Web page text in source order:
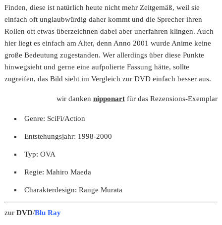
Finden, diese ist natürlich heute nicht mehr Zeitgemäß, weil sie
einfach oft unglaubwürdig daher kommt und die Sprecher ihren
Rollen oft etwas überzeichnen dabei aber unerfahren klingen. Auch
hier liegt es einfach am Alter, denn Anno 2001 wurde Anime keine
große Bedeutung zugestanden. Wer allerdings über diese Punkte
hinwegsieht und gerne eine aufpolierte Fassung hätte, sollte
zugreifen, das Bild sieht im Vergleich zur DVD einfach besser aus.
wir danken nipponartfür das Rezensions-Exemplar
Genre: SciFi/Action
Entstehungsjahr: 1998-2000
Typ: OVA
Regie: Mahiro Maeda
Charakterdesign: Range Murata
zurDVD/Blu Ray